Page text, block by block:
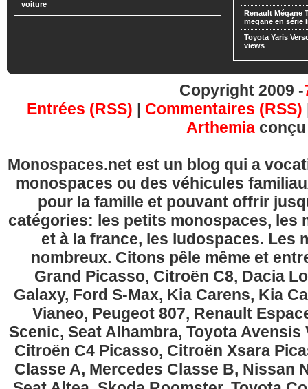
voiture
Renault Mégane
megane en série
Toyota Yaris
views
Copyright 2009 -
Entrées (RSS) | Commentaires (RSS)
Arthemia
Monospaces.net est un blog qui a
monospaces ou des véhicules
pour la famille et pouvant offrir
catégories: les petits monospaces, les
et à la france, les ludospaces. Les
nombreux. Citons pêle même et
Grand Picasso, Citroën C8, Dacia
Galaxy, Ford S-Max, Kia Carens, Kia
Vianeo, Peugeot 807, Renault
Scenic, Seat Alhambra, Toyota
Citroën C4 Picasso, Citroën Xsara
Classe A, Mercedes Classe B, Nissan